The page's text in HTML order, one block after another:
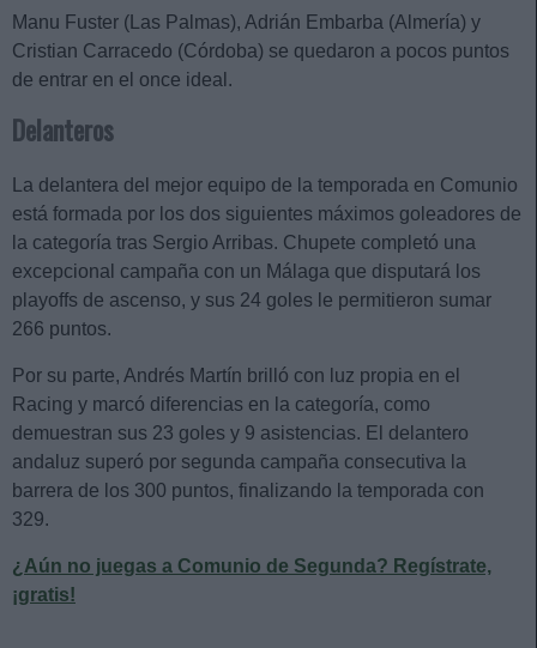
Manu Fuster (Las Palmas), Adrián Embarba (Almería) y
Cristian Carracedo (Córdoba) se quedaron a pocos puntos
de entrar en el once ideal.
Delanteros
La delantera del mejor equipo de la temporada en Comunio
está formada por los dos siguientes máximos goleadores de
la categoría tras Sergio Arribas. Chupete completó una
excepcional campaña con un Málaga que disputará los
playoffs de ascenso, y sus 24 goles le permitieron sumar
266 puntos.
Por su parte, Andrés Martín brilló con luz propia en el
Racing y marcó diferencias en la categoría, como
demuestran sus 23 goles y 9 asistencias. El delantero
andaluz superó por segunda campaña consecutiva la
barrera de los 300 puntos, finalizando la temporada con
329.
¿Aún no juegas a Comunio de Segunda? Regístrate,
¡gratis!